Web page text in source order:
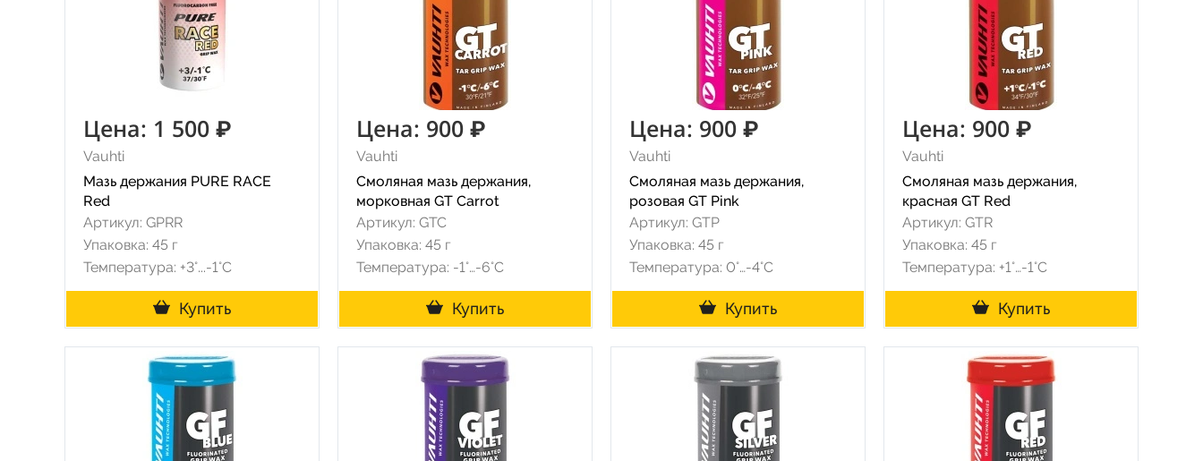
Цена: 1 500 ₽
Vauhti
Мазь держания PURE RACE
Red
Артикул: GPRR
Упаковка: 45 г
Температура: +3°...-1°С
Купить
Цена: 900 ₽
Vauhti
Смоляная мазь держания,
морковная GT Carrot
Артикул: GTC
Упаковка: 45 г
Температура: -1°…-6°C
Купить
Цена: 900 ₽
Vauhti
Смоляная мазь держания,
розовая GT Pink
Артикул: GTP
Упаковка: 45 г
Температура: 0°…-4°C
Купить
Цена: 900 ₽
Vauhti
Смоляная мазь держания,
красная GT Red
Артикул: GTR
Упаковка: 45 г
Температура: +1°…-1°C
Купить